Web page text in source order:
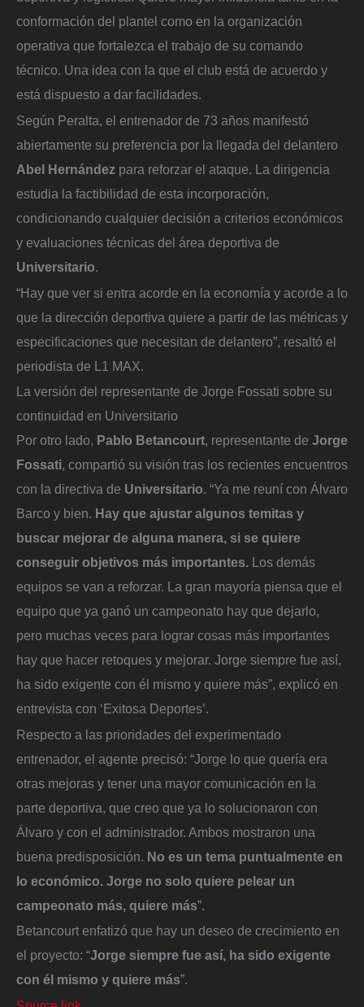
conformación del plantel como en la organización
operativa que fortalezca el trabajo de su comando
técnico. Una idea con la que el club está de acuerdo y
está dispuesto a dar facilidades.
Según Peralta, el entrenador de 73 años manifestó
abiertamente su preferencia por la llegada del delantero
Abel Hernández para reforzar el ataque. La dirigencia
estudia la factibilidad de esta incorporación,
condicionando cualquier decisión a criterios económicos
y evaluaciones técnicas del área deportiva de
Universitario.
“Hay que ver si entra acorde en la economía y acorde a lo
que la dirección deportiva quiere a partir de las métricas y
especificaciones que necesitan de delantero”, resaltó el
periodista de L1 MAX.
La versión del representante de Jorge Fossati sobre su
continuidad en Universitario
Por otro lado, Pablo Betancourt, representante de Jorge
Fossati, compartió su visión tras los recientes encuentros
con la directiva de Universitario. “Ya me reuní con Álvaro
Barco y bien. Hay que ajustar algunos temitas y
buscar mejorar de alguna manera, si se quiere
conseguir objetivos más importantes. Los demás
equipos se van a reforzar. La gran mayoría piensa que el
equipo que ya ganó un campeonato hay que dejarlo,
pero muchas veces para lograr cosas más importantes
hay que hacer retoques y mejorar. Jorge siempre fue así,
ha sido exigente con él mismo y quiere más”, explicó en
entrevista con ‘Exitosa Deportes’.
Respecto a las prioridades del experimentado
entrenador, el agente precisó: “Jorge lo que quería era
otras mejoras y tener una mayor comunicación en la
parte deportiva, que creo que ya lo solucionaron con
Álvaro y con el administrador. Ambos mostraron una
buena predisposición. No es un tema puntualmente en
lo económico. Jorge no solo quiere pelear un
campeonato más, quiere más”.
Betancourt enfatizó que hay un deseo de crecimiento en
el proyecto: “Jorge siempre fue así, ha sido exigente
con él mismo y quiere más”.